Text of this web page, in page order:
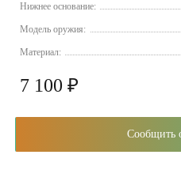
Нижнее основание:
Модель оружия:
Материал:
7 100 ₽